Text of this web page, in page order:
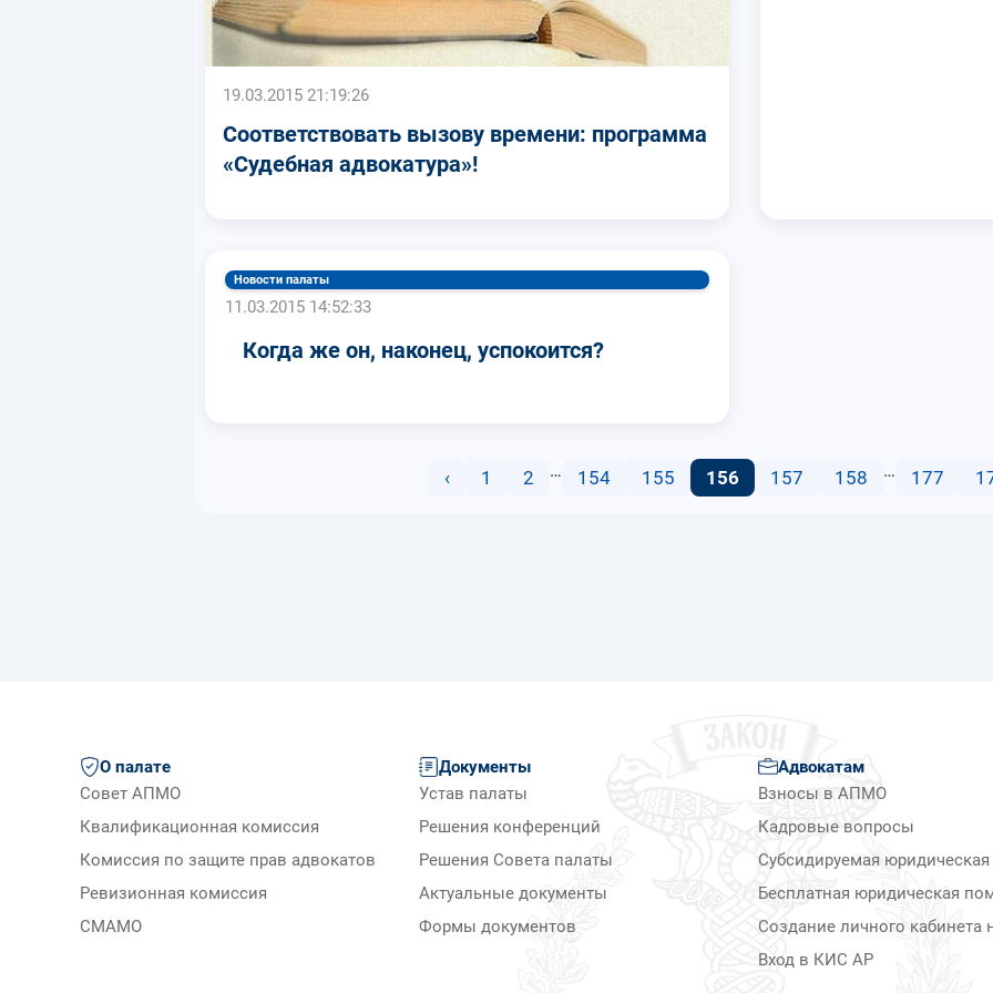
19.03.2015 21:19:26
Соответствовать вызову времени: программа
«Судебная адвокатура»!
Новости палаты
11.03.2015 14:52:33
Когда же он, наконец, успокоится?
‹ 1 2 … 154 155 156 157 158 … 177
О палате
Совет АПМО
Квалификационная комиссия
Комиссия по защите прав адвокатов
Ревизионная комиссия
СМАМО
Документы
Устав палаты
Решения конференций
Решения Совета палаты
Актуальные документы
Формы документов
Адвокатам
Взносы в АПМО
Кадровые вопросы
Субсидируемая
Бесплатная юридическая
Создание личного кабинета
Вход в КИС АР